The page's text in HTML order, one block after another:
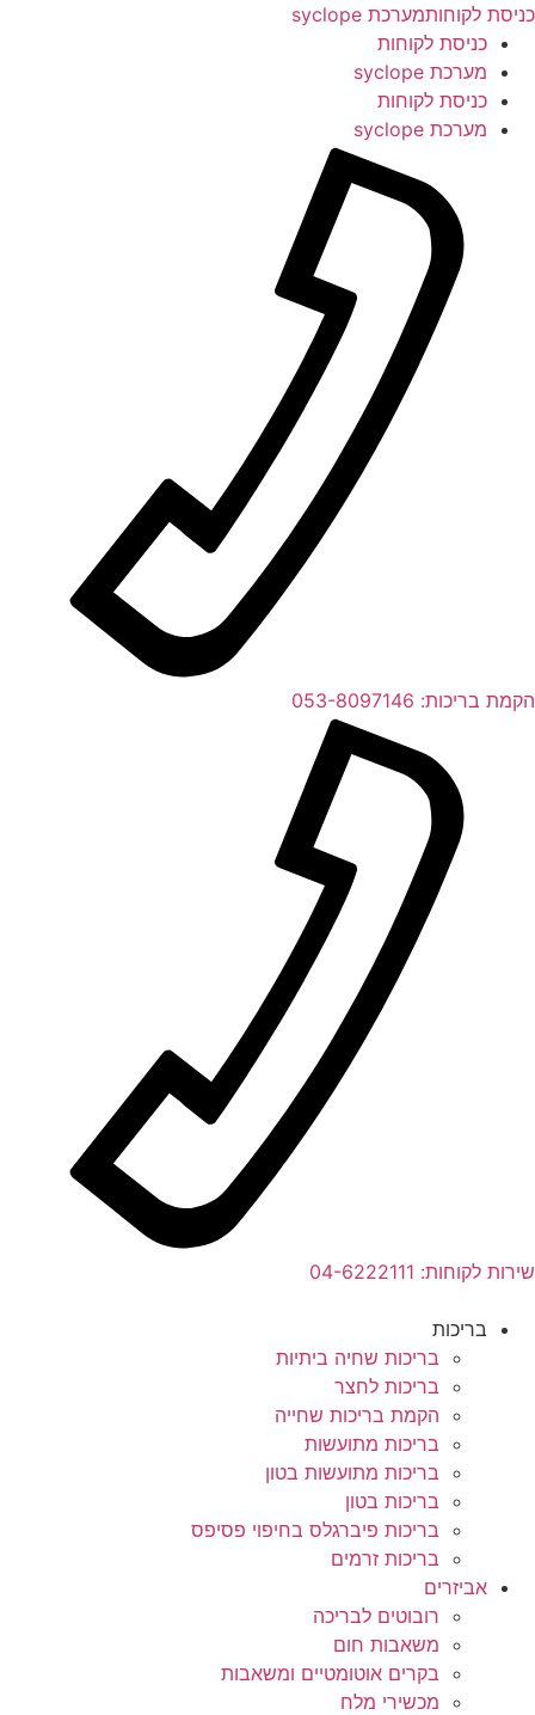
דלג
לתוכן
כניסת לקוחותמערכת syclope
כניסת לקוחות
מערכת syclope
כניסת לקוחות
מערכת syclope
הקמת בריכות: 053-8097146
שירות לקוחות: 04-6222111
בריכות
בריכות שחיה ביתיות
בריכות לחצר
הקמת בריכות שחייה
בריכות מתועשות
בריכות מתועשות בטון
בריכות בטון
בריכות פיברגלס בחיפוי פסיפס
בריכות זרמים
אביזרים
רובוטים לבריכה
משאבות חום
בקרים אוטומטיים ומשאבות
מכשירי מלח